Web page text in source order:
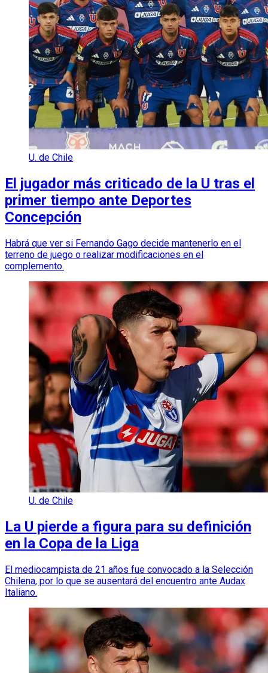
U. de Chile
El jugador más criticado de la U tras el
primer tiempo ante Deportes
Concepción
Habrá que ver si Fernando Gago decide mantenerlo en el
terreno de juego o realizar modificaciones en el
complemento.
U. de Chile
La U pierde a figura para su definición
en la Copa de la Liga
El mediocampista de 21 años fue convocado a la Selección
Chilena, por lo que se ausentará del encuentro ante Audax
Italiano.